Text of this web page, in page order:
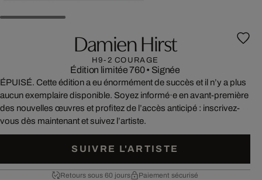
Damien Hirst
H9-2 COURAGE
Édition limitée 760• Signée
ÉPUISÉ. Cette édition a eu énormément de succès et il n’y a plus
aucun exemplaire disponible. Soyez informé·e en avant-première
des nouvelles œuvres et profitez de l’accès anticipé : inscrivez-
vous dès maintenant et suivez l’artiste.
SUIVRE L'ARTISTE
Retours sous 60 jours Paiement sécurisé